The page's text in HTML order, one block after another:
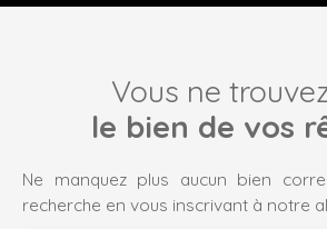
Vous ne
le bien de vos
Ne manquez plus aucun bien
recherche en vous inscrivant à notre